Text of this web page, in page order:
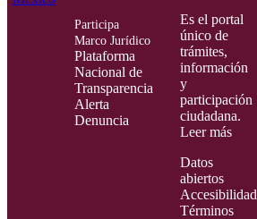
Participa
Marco Jurídico
Plataforma
Nacional de
Transparencia
Alerta
Denuncia
Es el portal
único de
trámites,
información
y
participación
ciudadana.
Leer más
Datos
abiertos
Accesibilidad
Términos